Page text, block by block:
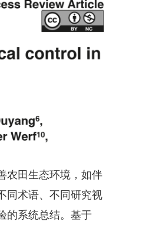
田生态环境，如伴
同术语、不同研究视
的系统总结。基于